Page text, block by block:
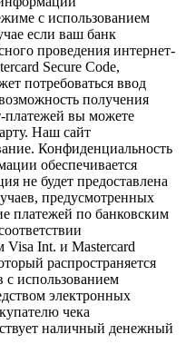
с использованием
если ваш банк
проведения интернет-
Secure Code,
потребоваться ввод
получения
платежей вы можете
Наш сайт
Конфиденциальность
обеспечивается
не будет предоставлена
предусмотренных
платежей по банковским
Visa Int. и Mastercard
распространяется
с использованием
электронных
чека
наличный денежный